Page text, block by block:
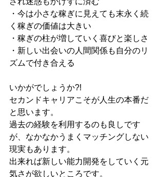
・今は小さな稼ぎに見えても末永く続
く稼ぎの価値は大きい
・稼ぎの柱が増していく喜びと楽しさ
・新しい出会いの人間関係も自分のリ
ズムで付き合える
いかがでしょうか?!
セカンドキャリアこそが人生の本番だ
と思います。
過去の経験を利用するのも良しです
が、なかなかうまくマッチングしない
現実もあります。
出来れば新しい能力開発をしていく元
気さが欲しいところです。